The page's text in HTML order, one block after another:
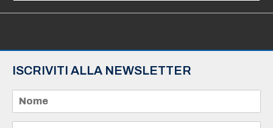
ISCRIVITI ALLA NEWSLETTER
m
e